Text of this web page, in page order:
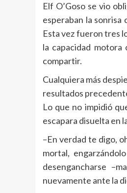
Elf O’Goso se vio
esperaban la sonrisa
Esta vez fueron tres
la capacidad motora
compartir.
Cualquiera más
resultados
Lo que no impidió
escapara disuelta en
–En verdad te digo,
mortal,
desengancharse
nuevamente ante la